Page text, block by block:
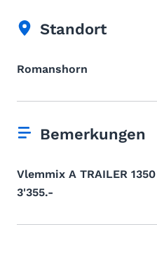
Standort
Romanshorn
Bemerkungen
Vlemmix A TRAILER
3'355.-